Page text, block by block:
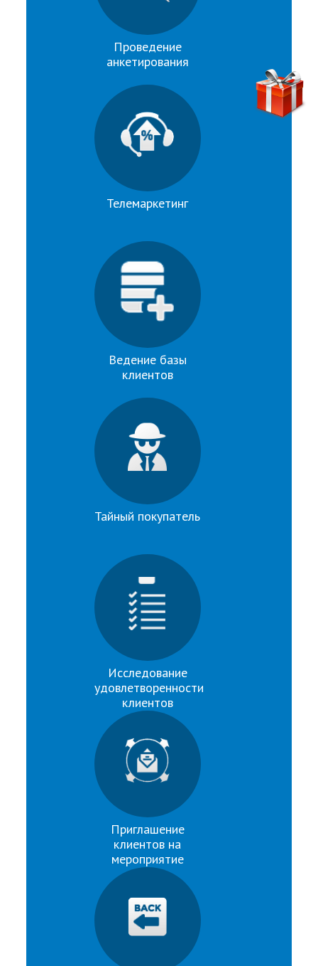
Проведение
анкетирования
Телемаркетинг
Ведение базы
клиентов
Тайный покупатель
Исследование
удовлетворенности
клиентов
Приглашение
клиентов на
мероприятие